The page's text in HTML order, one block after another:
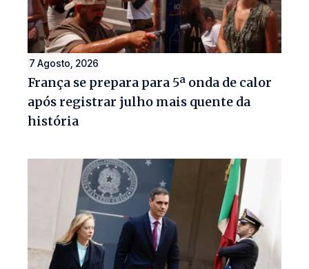
7 Agosto, 2026
França se prepara para 5ª onda de calor
após registrar julho mais quente da
história